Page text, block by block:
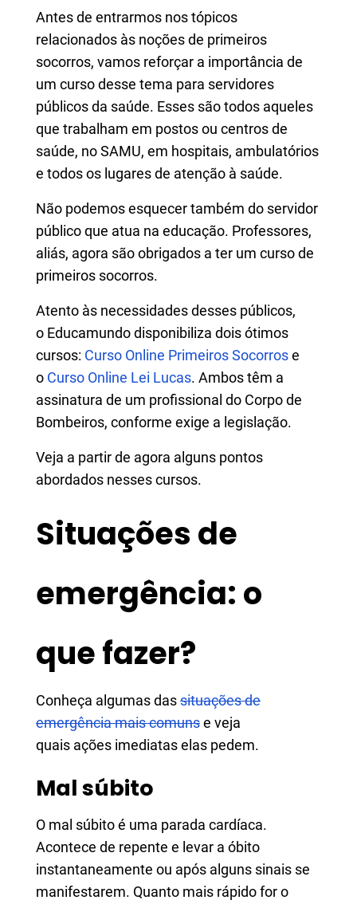
Antes de entrarmos nos tópicos
relacionados às noções de primeiros
socorros, vamos reforçar a importância de
um curso desse tema para servidores
públicos da saúde. Esses são todos aqueles
que trabalham em postos ou centros de
saúde, no SAMU, em hospitais, ambulatórios
e todos os lugares de atenção à saúde.
Não podemos esquecer também do servidor
público que atua na educação. Professores,
aliás, agora são obrigados a ter um curso de
primeiros socorros.
Atento às necessidades desses públicos,
o Educamundo disponibiliza dois ótimos
cursos: Curso Online Primeiros Socorrose
o Curso Online Lei Lucas. Ambos têm a
assinatura de um profissional do Corpo de
Bombeiros, conforme exige a legislação.
Veja a partir de agora alguns pontos
abordados nesses cursos.
Situações de
emergência: o
que fazer?
Conheça algumas dassituações de
emergência mais comunse veja
quais ações imediatas elas pedem.
Mal súbito
O mal súbito é uma parada cardíaca.
Acontece de repente e levar a óbito
instantaneamente ou após alguns sinais se
manifestarem. Quanto mais rápido for o